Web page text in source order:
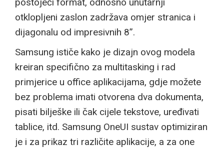
otklopljeni zaslon zadržava omjer stranica i
dijagonalu od impresivnih 8”.
Samsung ističe kako je dizajn ovog modela
kreiran specifično za multitasking i rad
primjerice u office aplikacijama, gdje možete
bez problema imati otvorena dva dokumenta,
pisati bilješke ili čak cijele tekstove, uređivati
tablice, itd. Samsung OneUI sustav optimiziran
je i za prikaz tri različite aplikacije, a za one